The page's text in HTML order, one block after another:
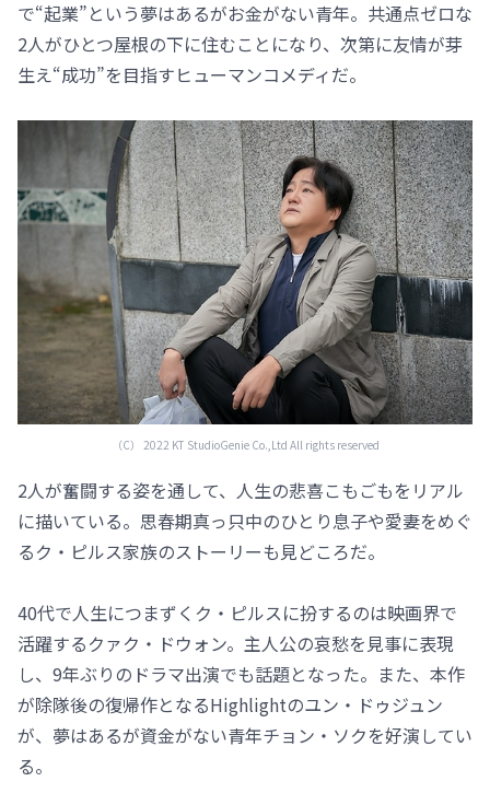
で“起業”という夢はあるがお金がない青年。共通点ゼロな
2人がひとつ屋根の下に住むことになり、次第に友情が芽
生え“成功”を目指すヒューマンコメディだ。
（C） 2022 KT StudioGenie Co.,Ltd All rights reserved
2人が奮闘する姿を通して、人生の悲喜こもごもをリアル
に描いている。思春期真っ只中のひとり息子や愛妻をめぐ
るク・ピルス家族のストーリーも見どころだ。
40代で人生につまずくク・ピルスに扮するのは映画界で
活躍するクァク・ドウォン。主人公の哀愁を見事に表現
し、9年ぶりのドラマ出演でも話題となった。また、本作
が除隊後の復帰作となるHighlightのユン・ドゥジュン
が、夢はあるが資金がない青年チョン・ソクを好演してい
る。